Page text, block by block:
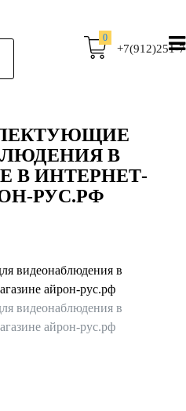
0
+7(912)251-
В
В ИНТЕРНЕТ-
РУС.РФ
видеонаблюдения в
айрон-рус.рф
видеонаблюдения в
айрон-рус.рф